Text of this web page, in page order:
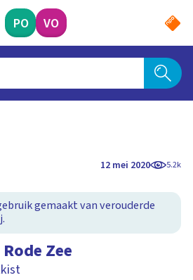
PO VO
12 mei 2020 5.2k
gemaakt van verouderde
Zee